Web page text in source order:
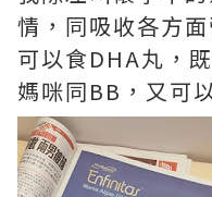
情，同吸收各方
可以食DHA丸，
媽咪同BB，又可